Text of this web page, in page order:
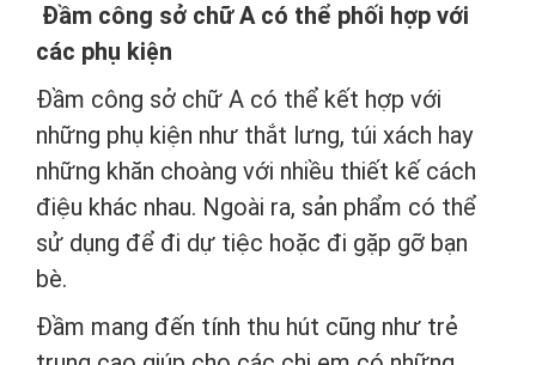
Đầm công sở chữ A có thể phối hợp với
các phụ kiện
Đầm công sở chữ A có thể kết hợp với
những phụ kiện như thắt lưng, túi xách hay
những khăn choàng với nhiều thiết kế cách
điệu khác nhau. Ngoài ra, sản phẩm có thể
sử dụng để đi dự tiệc hoặc đi gặp gỡ bạn
bè.
Đầm mang đến tính thu hút cũng như trẻ